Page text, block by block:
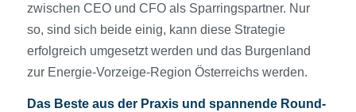
zwischen CEO und CFO als Sparringspartner. Nur
so, sind sich beide einig, kann diese Strategie
erfolgreich umgesetzt werden und das Burgenland
zur Energie-Vorzeige-Region Österreichs werden.
Das Beste aus der Praxis und spannende Round-